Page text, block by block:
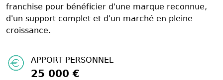
franchise pour bénéficier d'une marque reconnue,
d'un support complet et d'un marché en pleine
croissance.
APPORT PERSONNEL
25 000 €